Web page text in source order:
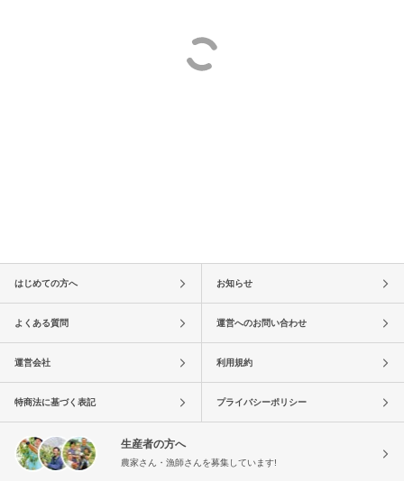
はじめての方へ お知らせ
よくある質問 運営へのお問い合わせ
運営会社 利用規約
特商法に基づく表記 プライバシーポリシー
生産者の方へ
農家さん・漁師さんを募集しています!